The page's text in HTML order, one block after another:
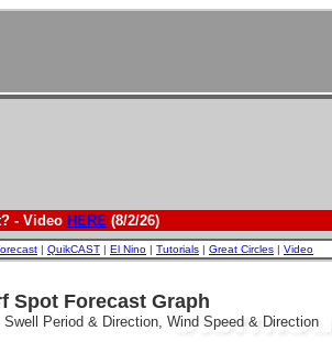
- Video HERE(8/2/26)
| QuikCAST | El Nino | Tutorials | Great Circles | Video
Spot Forecast Graph
Period & Direction, Wind Speed & Direction